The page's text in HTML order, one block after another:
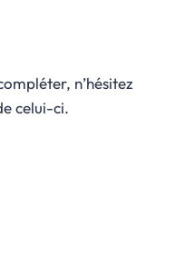
n’hésitez
celui-ci.